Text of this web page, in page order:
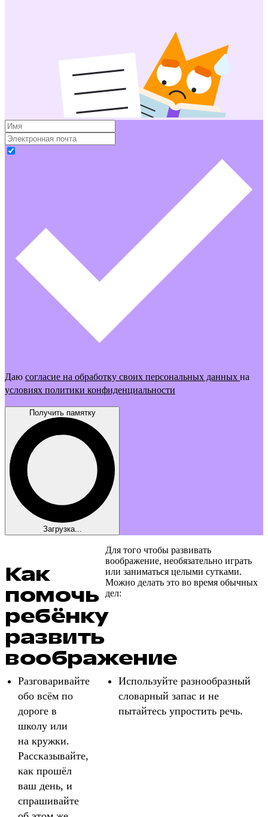
Даю согласие на обработку своих персональных данных на
условиях политики конфиденциальности
Получить памятку
Загрузка...
Как
помочь
ребёнку
развить
воображение
Для того чтобы развивать
воображение, необязательно играть
или заниматься целыми сутками.
Можно делать это во время обычных
дел:
Разговаривайте
обо всём по
дороге в
школу или
на кружки.
Рассказывайте,
как прошёл
ваш день, и
спрашивайте
Используйте разнообразный
словарный запас и не
пытайтесь упростить речь.